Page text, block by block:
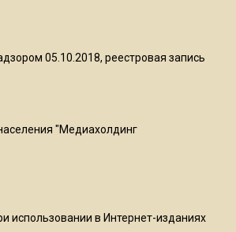
В Подмосковье прекратили
цехах
05.10.2018, реестровая запись
"Медиахолдинг
использовании в Интернет-изданиях